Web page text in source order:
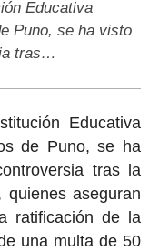
Educativa
Puno, se ha visto
tras…
Educativa
de Puno, se ha
tras la
aseguran
ratificación de la
una multa de 50